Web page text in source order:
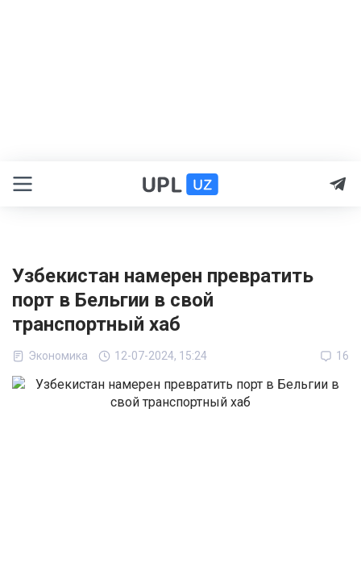
Узбекистан намерен превратить
порт в Бельгии в свой
транспортный хаб
Экономика 12-07-2024, 15:24 16